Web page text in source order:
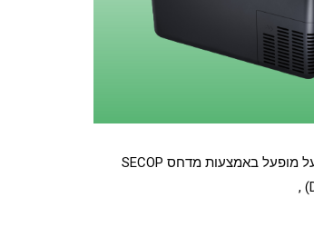
מקרר לרכב המופעל מופעל באמצעות מדחס SECOP